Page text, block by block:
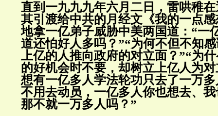
直到一九九九年六月二日，雷哄稚
其引渡给中共的月经文《我的一点
地拿一亿弟子威胁中美两国道：“一
道还怕好人多吗？”“为何不但不知
上亿的人推向政府的对立面？”“为
的好机会时不要，却树立上亿人为
想有一亿多人学法轮功只去了一万
不用去动员，一亿多人你也想去、
那不就一万多人吗？”